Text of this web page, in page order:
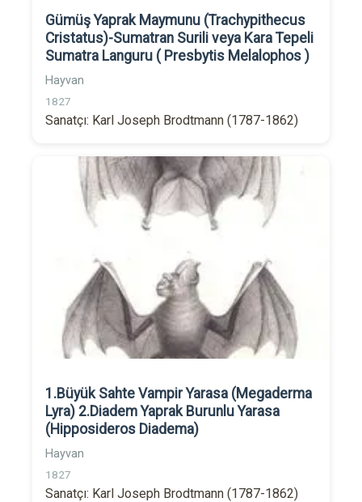
Gümüş Yaprak Maymunu (Trachypithecus
Cristatus)-Sumatran Surili veya Kara Tepeli
Sumatra Languru ( Presbytis Melalophos )
Hayvan
1827
Sanatçı: Karl Joseph Brodtmann (1787-1862)
1.Büyük Sahte Vampir Yarasa (Megaderma
Lyra) 2.Diadem Yaprak Burunlu Yarasa
(Hipposideros Diadema)
Hayvan
1827
Sanatçı: Karl Joseph Brodtmann (1787-1862)